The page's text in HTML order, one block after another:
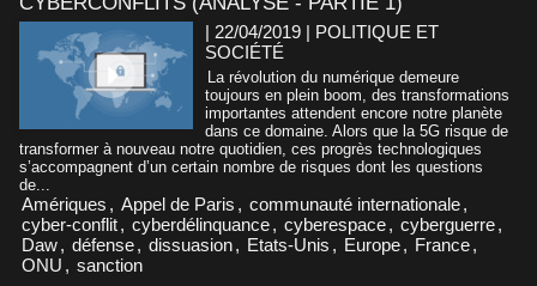
| 22/04/2019 | POLITIQUE ET
SOCIÉTÉ
La révolution du numérique demeure
toujours en plein boom, des transformations
importantes attendent encore notre planète
dans ce domaine. Alors que la 5G risque de
transformer à nouveau notre quotidien, ces progrès technologiques
s’accompagnent d’un certain nombre de risques dont les questions
de...
Amériques , Appel de Paris , communauté internationale,
cyber-conflit, cyberdélinquance, cyberespace, cyberguerre,
Daw, défense, dissuasion, Etats-Unis , Europe, France,
ONU , sanction